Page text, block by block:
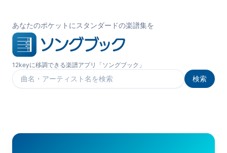
あなたのポケットにスタンダードの楽譜集を
12keyに移調できる楽譜アプリ「ソングブック」
楽曲を検索
検索